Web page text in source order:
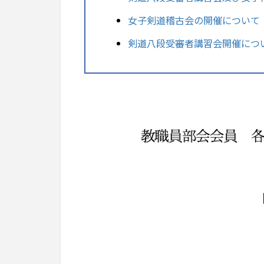
女子剣道稽古会の開催について
剣道八段受審者講習会開催につ